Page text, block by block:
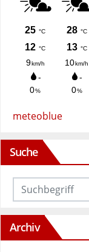
meteoblue
Suche
Archiv